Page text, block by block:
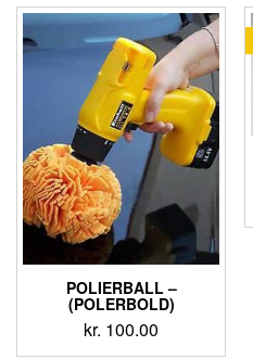
POLIERBALL –
(POLERBOLD)
kr. 100.00